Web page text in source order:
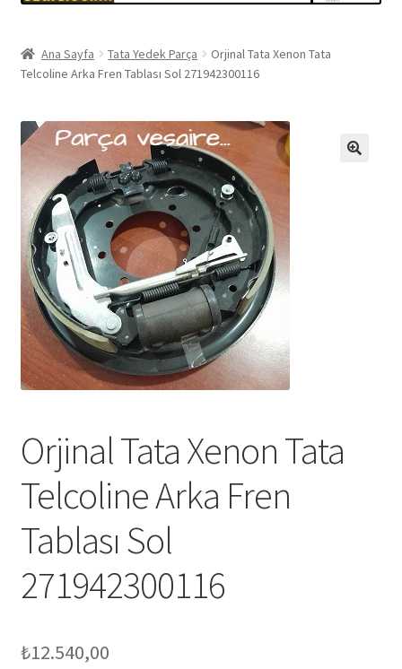
Ana Sayfa Tata Yedek Parça
Orjinal Tata Xenon Tata
Telcoline Arka Fren Tablası Sol 271942300116
Orjinal Tata Xenon Tata
Telcoline Arka Fren
Tablası Sol
271942300116
₺12.540,00